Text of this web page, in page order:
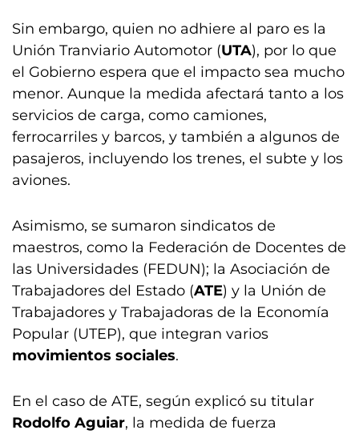
Sin embargo, quien no adhiere al paro es la
Unión Tranviario Automotor (UTA), por lo que
el Gobierno espera que el impacto sea mucho
menor. Aunque la medida afectará tanto a los
servicios de carga, como camiones,
ferrocarriles y barcos, y también a algunos de
pasajeros, incluyendo los trenes, el subte y los
aviones.
Asimismo, se sumaron sindicatos de
maestros, como la Federación de Docentes de
las Universidades (FEDUN); la Asociación de
Trabajadores del Estado (ATE) y la Unión de
Trabajadores y Trabajadoras de la Economía
Popular (UTEP), que integran varios
movimientos sociales.
En el caso de ATE, según explicó su titular
Rodolfo Aguiar, la medida de fuerza